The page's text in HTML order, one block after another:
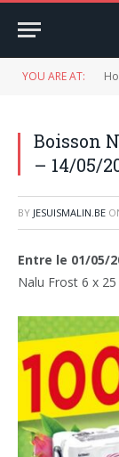
YOU ARE AT:
Boisson
– 14/05/
BY JESUISMALIN.BE
Entre le 01/05/
Nalu Frost 6 x